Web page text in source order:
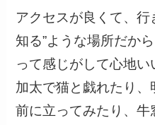
アクセスが良くて、行
知る”ような場所だか
って感じがして心地
加太で猫と戯れたり
前に立ってみたり、